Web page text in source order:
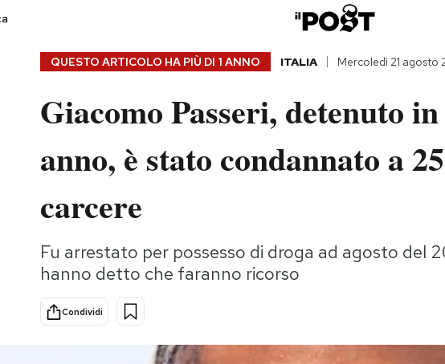
Storie/Idee
Mondiali calcio 2026
QUESTO ARTICOLO HA PIÙ DI 1 ANNO ITALIA Mercoledì 21 agosto
Giacomo Passeri, detenuto
anno, è stato condannato a
carcere
Fu arrestato per possesso di droga ad agosto del
hanno detto che faranno ricorso
Condividi